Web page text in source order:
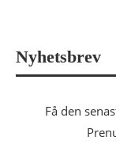
Nyhetsbrev
Få den